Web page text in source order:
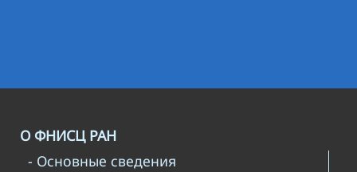
О ФНИСЦ РАН
- Основные сведения